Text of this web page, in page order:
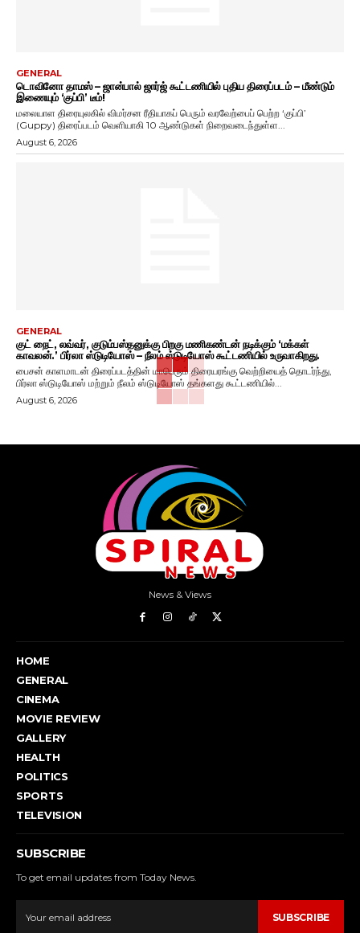
GENERAL
டொவினோ தாமஸ் – ஜான்பால் ஜார்ஜ் கூட்டணியில் புதிய திரைப்படம் – மீண்டும்
இணையும் ‘குப்பி’ டீம்!
மலையாள திரையுலகில் விமர்சன ரீதியாகப் பெரும் வரவேற்பைப் பெற்ற ‘குப்பி’
(Guppy) திரைப்படம் வெளியாகி 10 ஆண்டுகள் நிறைவடைந்துள்ள...
August 6, 2026
GENERAL
குட் நைட், லவ்வர், குடும்பஸ்தனுக்கு பிறகு மணிகண்டன் நடிக்கும் ‘மக்கள்
காவலன்.’ பிர்லா ஸ்டுடியோஸ் – நீலம் ஸ்டுடியோஸ் கூட்டணியில் உருவாகிறது.
பைசன் காளமாடன் திரைப்படத்தின் மாபெரும் திரையரங்கு வெற்றியைத் தொடர்ந்து,
பிர்லா ஸ்டுடியோஸ் மற்றும் நீலம் ஸ்டுடியோஸ் தங்களது கூட்டணியில்...
August 6, 2026
News & Views
HOME
GENERAL
CINEMA
MOVIE REVIEW
GALLERY
HEALTH
POLITICS
SPORTS
TELEVISION
SUBSCRIBE
To get email updates from Today News.
SUBSCRIBE